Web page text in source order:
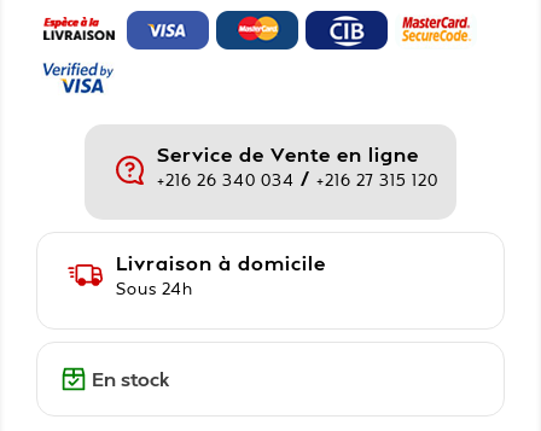
Service de Vente en ligne
+216 26 340 034 / +216 27 315 120
Livraison à domicile
Sous 24h
En stock